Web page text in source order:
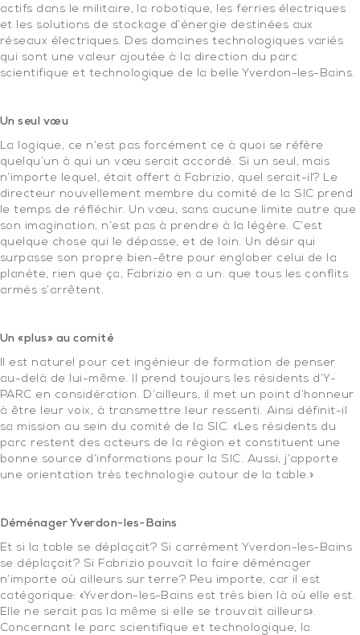
actifs dans le militaire, la robotique, les ferries électriques
et les solutions de stockage d’énergie destinées aux
réseaux électriques. Des domaines technologiques variés
qui sont une valeur ajoutée à la direction du parc
scientifique et technologique de la belle Yverdon-les-Bains.
Un seul vœu
La logique, ce n’est pas forcément ce à quoi se réfère
quelqu’un à qui un vœu serait accordé. Si un seul, mais
n’importe lequel, était offert à Fabrizio, quel serait-il? Le
directeur nouvellement membre du comité de la SIC prend
le temps de réfléchir. Un vœu, sans aucune limite autre que
son imagination, n’est pas à prendre à la légère. C’est
quelque chose qui le dépasse, et de loin. Un désir qui
surpasse son propre bien-être pour englober celui de la
planète, rien que ça, Fabrizio en a un: que tous les conflits
armés s’arrêtent.
Un «plus» au comité
Il est naturel pour cet ingénieur de formation de penser
au-delà de lui-même. Il prend toujours les résidents d’Y-
PARC en considération. D’ailleurs, il met un point d’honneur
à être leur voix, à transmettre leur ressenti. Ainsi définit-il
sa mission au sein du comité de la SIC. «Les résidents du
parc restent des acteurs de la région et constituent une
bonne source d’informations pour la SIC. Aussi, j’apporte
une orientation très technologie autour de la table.»
Déménager Yverdon-les-Bains
Et si la table se déplaçait? Si carrément Yverdon-les-Bains
se déplaçait? Si Fabrizio pouvait la faire déménager
n’importe où ailleurs sur terre? Peu importe, car il est
catégorique: «Yverdon-les-Bains est très bien là où elle est.
Elle ne serait pas la même si elle se trouvait ailleurs».
Concernant le parc scientifique et technologique, la